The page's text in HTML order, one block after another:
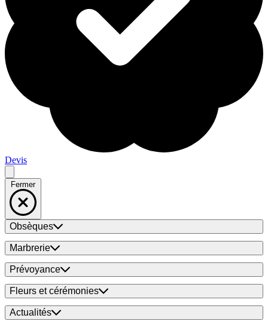
Devis
Fermer
Obsèques
Marbrerie
Prévoyance
Fleurs et cérémonies
Actualités